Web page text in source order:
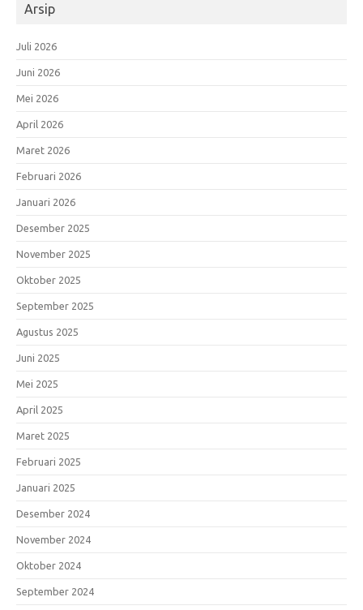
Arsip
Juli 2026
Juni 2026
Mei 2026
April 2026
Maret 2026
Februari 2026
Januari 2026
Desember 2025
November 2025
Oktober 2025
September 2025
Agustus 2025
Juni 2025
Mei 2025
April 2025
Maret 2025
Februari 2025
Januari 2025
Desember 2024
November 2024
Oktober 2024
September 2024